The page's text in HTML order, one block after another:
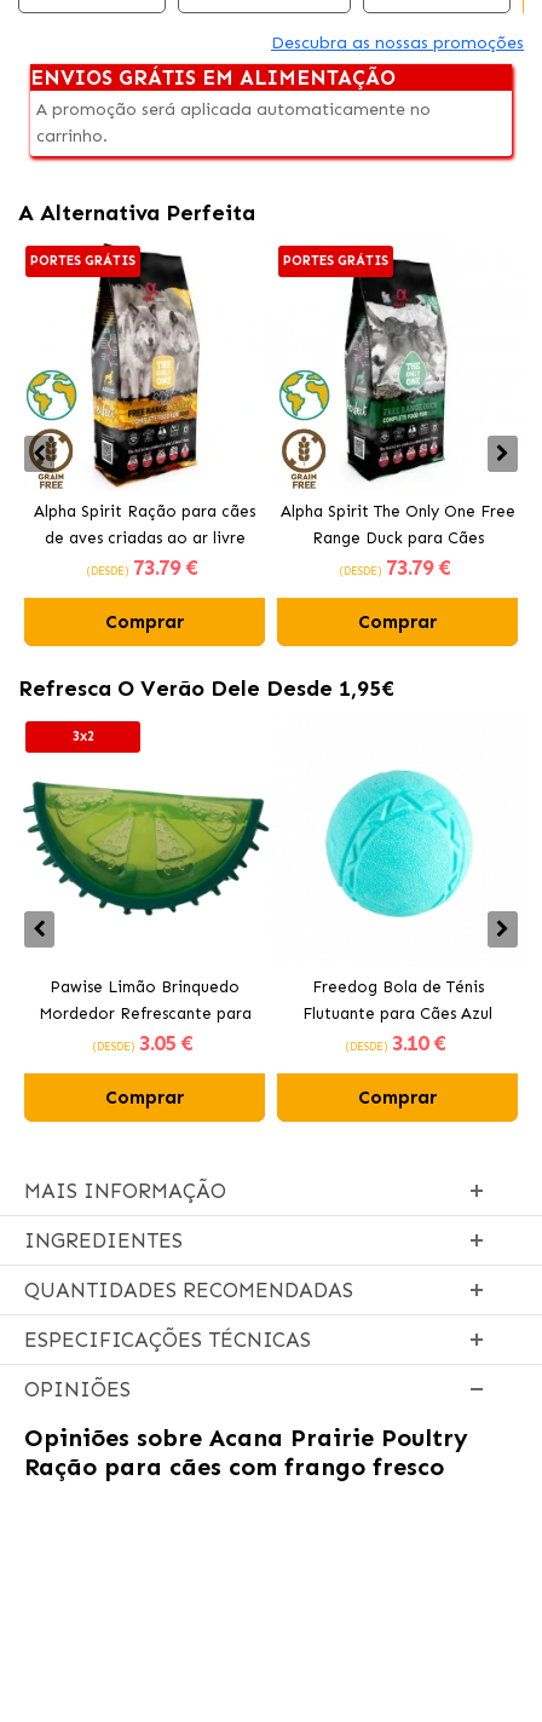
Descubra as nossas promoções
ENVIOS GRÁTIS EM ALIMENTAÇÃO
A promoção será aplicada automaticamente no
carrinho.
A Alternativa Perfeita
PORTES GRÁTIS
Alpha Spirit Ração para cães
de aves criadas ao ar livre
(DESDE) 73.79 €
Comprar
PORTES GRÁTIS
Alpha Spirit The Only One Free
Range Duck para Cães
(DESDE) 73.79 €
Comprar
Refresca O Verão Dele Desde 1,95€
3x2
Pawise Limão Brinquedo
Mordedor Refrescante para
Cães 12 cm
(DESDE) 3.05 €
Comprar
Freedog Bola de Ténis
Flutuante para Cães Azul
(DESDE) 3.10 €
Comprar
MAIS INFORMAÇÃO
INGREDIENTES
QUANTIDADES RECOMENDADAS
ESPECIFICAÇÕES TÉCNICAS
OPINIÕES
Opiniões sobre Acana Prairie Poultry
Ração para cães com frango fresco